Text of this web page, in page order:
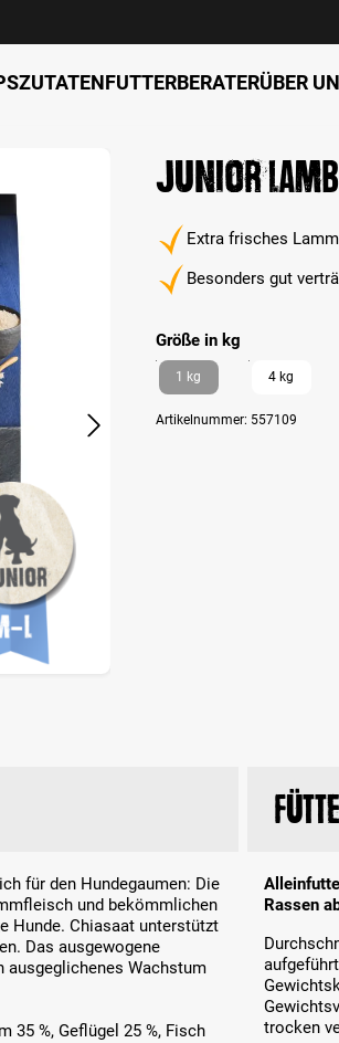
ZUTATENFUTTERBERATERÜBER
Junior
Extra frisches
Besonders gut
Größe in kgauswählen
1 kg 4 kg
Artikelnummer: 557109
für den Hundegaumen: Die
und bekömmlichen
Hunde. Chiasaat unterstützt
Das ausgewogene
Wachstum
35 %, Geflügel 25 %, Fisch
Rassen
trocken